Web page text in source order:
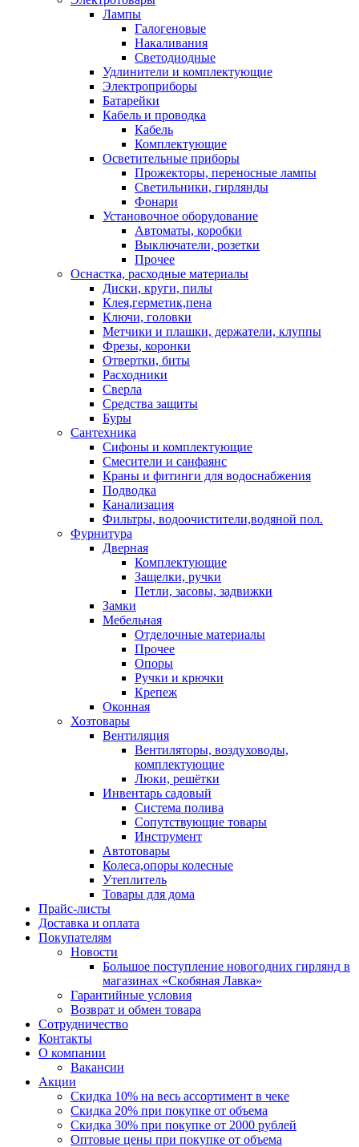
Лампы
Галогеновые
Накаливания
Светодиодные
Удлинители и комплектующие
Электроприборы
Батарейки
Кабель и проводка
Кабель
Комплектующие
Осветительные приборы
Прожекторы, переносные лампы
Светильники, гирлянды
Фонари
Установочное оборудование
Автоматы, коробки
Выключатели, розетки
Прочее
Оснастка, расходные материалы
Диски, круги, пилы
Клея,герметик,пена
Ключи, головки
Метчики и плашки, держатели, клуппы
Фрезы, коронки
Отвертки, биты
Расходники
Сверла
Средства защиты
Буры
Сантехника
Сифоны и комплектующие
Смесители и санфаянс
Краны и фитинги для водоснабжения
Подводка
Канализация
Фильтры, водоочистители,водяной пол.
Фурнитура
Дверная
Комплектующие
Защелки, ручки
Петли, засовы, задвижки
Замки
Мебельная
Отделочные материалы
Прочее
Опоры
Ручки и крючки
Крепеж
Оконная
Хозтовары
Вентиляция
Вентиляторы, воздуховоды,
комплектующие
Люки, решётки
Инвентарь садовый
Система полива
Сопутствующие товары
Инструмент
Автотовары
Колеса,опоры колесные
Утеплитель
Товары для дома
Прайс-листы
Доставка и оплата
Покупателям
Новости
Большое поступление новогодних гирлянд в
магазинах «Скобяная Лавка»
Гарантийные условия
Возврат и обмен товара
Сотрудничество
Контакты
О компании
Вакансии
Акции
Скидка 10% на весь ассортимент в чеке
Скидка 20% при покупке от объема
Скидка 30% при покупке от 2000 рублей
Оптовые цены при покупке от объема